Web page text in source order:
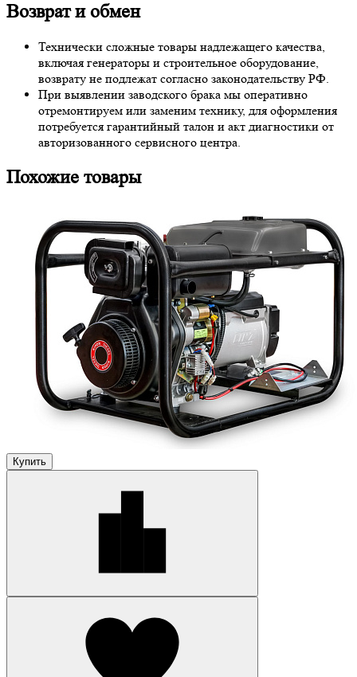
Возврат и обмен
Технически сложные товары надлежащего качества,
включая генераторы и строительное оборудование,
возврату не подлежат согласно законодательству РФ.
При выявлении заводского брака мы оперативно
отремонтируем или заменим технику, для оформления
потребуется гарантийный талон и акт диагностики от
авторизованного сервисного центра.
Похожие товары
Купить